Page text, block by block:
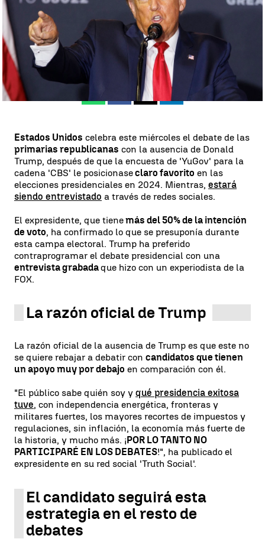
Nerea del Hoyo
Publicado:
23 de agosto de 2023, 23:07
WhatsappFacebook
X Linkedin
Estados Unidos celebra este miércoles el debate de las
primarias republicanas con la ausencia de Donald
Trump, después de que la encuesta de 'YuGov' para la
cadena 'CBS' le posicionaseclaro favorito en las
elecciones presidenciales en 2024. Mientras, estará
siendo entrevistado a través de redes sociales.
El expresidente, que tienemás del 50% de la intención
de voto, ha confirmado lo que se presuponía durante
esta campa electoral. Trump ha preferido
contraprogramar el debate presidencial con una
entrevista grabadaque hizo con un experiodista de la
FOX.
La razón oficial de Trump
La razón oficial de la ausencia de Trump es que este no
se quiere rebajar a debatir con candidatos que tienen
un apoyo muy por debajo en comparación con él.
"El público sabe quién soy y qué presidencia exitosa
tuve, con independencia energética, fronteras y
militares fuertes, los mayores recortes de impuestos y
regulaciones, sin inflación, la economía más fuerte de
la historia, y mucho más. ¡POR LO TANTO NO
PARTICIPARÉ EN LOS DEBATES!", ha publicado el
expresidente en su red social 'Truth Social'.
El candidato seguirá esta
estrategia en el resto de
debates